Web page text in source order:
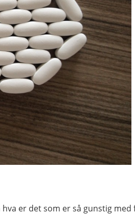
er det som er så gunstig med